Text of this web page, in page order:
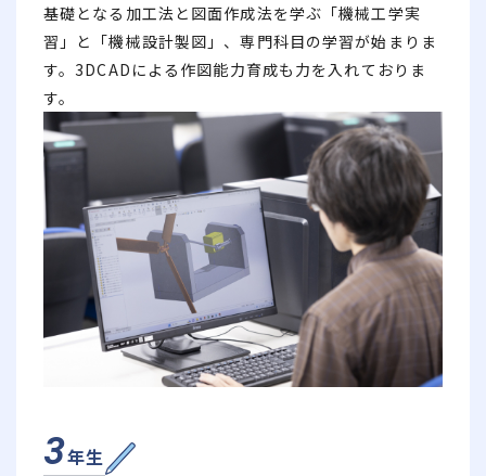
基礎となる加工法と図面作成法を学ぶ「機械工学実
習」と「機械設計製図」、専門科目の学習が始まりま
す。3DCADによる作図能力育成も力を入れておりま
す。
3年生